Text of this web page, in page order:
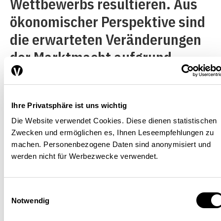
Ihre Privatsphäre ist uns wichtig
Die Website verwendet Cookies. Diese dienen statistischen
Zwecken und ermöglichen es, Ihnen Leseempfehlungen zu
machen. Personenbezogene Daten sind anonymisiert und
werden nicht für Werbezwecke verwendet.
Notwendig
ökonomischer Perspektive sind
die erwarteten Veränderungen
der Marktmacht aufgrund
unilateraler und/oder
entscheidend, um zu
prognostizieren, wie sich der
wirksame Wettbewerb durch
das Fusionsvorhaben ändern
wird. Aber was ist eigentlich
unter dem Begriff Marktmacht